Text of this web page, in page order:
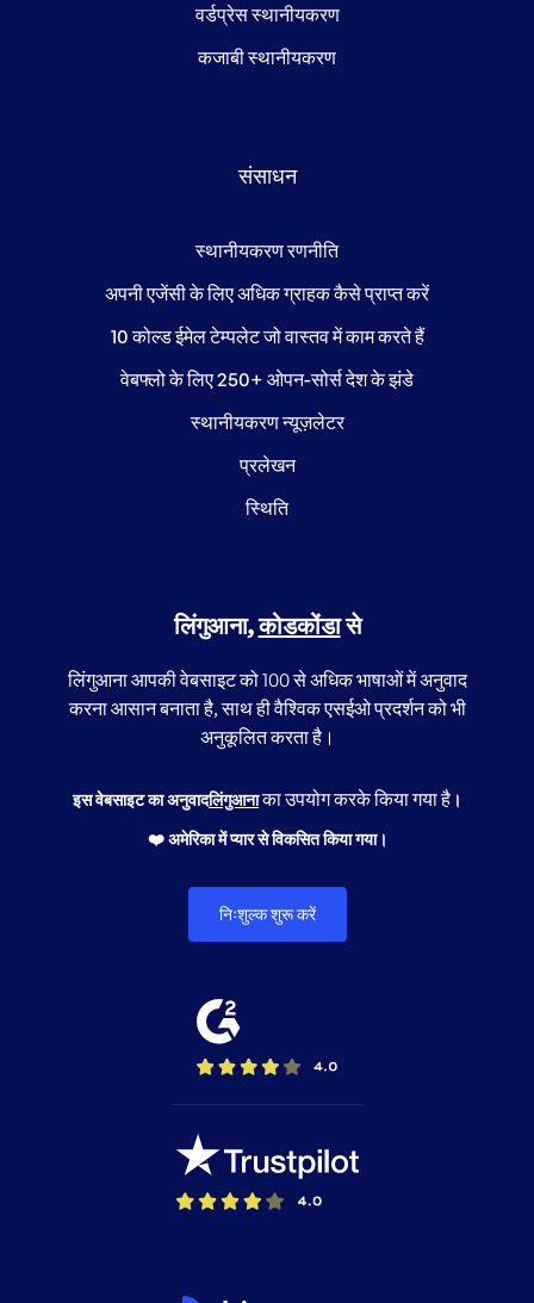
वर्डप्रेस स्थानीयकरण
कजाबी स्थानीयकरण
संसाधन
स्थानीयकरण रणनीति
अपनी एजेंसी के लिए अधिक ग्राहक कैसे प्राप्त करें
10 कोल्ड ईमेल टेम्पलेट जो वास्तव में काम करते हैं
वेबफ्लो के लिए 250+ ओपन-सोर्स देश के झंडे
स्थानीयकरण न्यूज़लेटर
प्रलेखन
स्थिति
लिंगुआना,कोडकोंडासे
लिंगुआना आपकी वेबसाइट को 100 से अधिक भाषाओं में अनुवाद
करना आसान बनाता है, साथ ही वैश्विक एसईओ प्रदर्शन को भी
अनुकूलित करता है।
इस वेबसाइट का अनुवादलिंगुआनाका उपयोग करके किया गया है ।
❤️ अमेरिका में प्यार से विकसित किया गया।
निःशुल्क शुरू करें